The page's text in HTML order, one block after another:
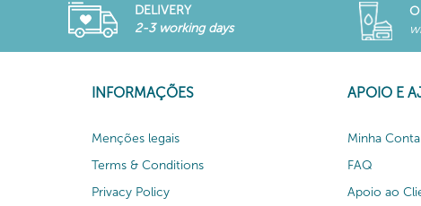
DELIVERY
2-3 working days
INFORMAÇÕES
Menções legais
Terms & Conditions
Privacy Policy
APOIO E
Minha Conta
FAQ
Apoio ao